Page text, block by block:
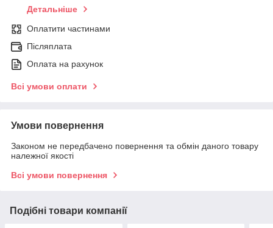
Детальніше
Оплатити частинами
Післяплата
Оплата на рахунок
Всі умови оплати
Умови повернення
Законом не передбачено повернення та обмін даного товару
належної якості
Всі умови повернення
Подібні товари компанії